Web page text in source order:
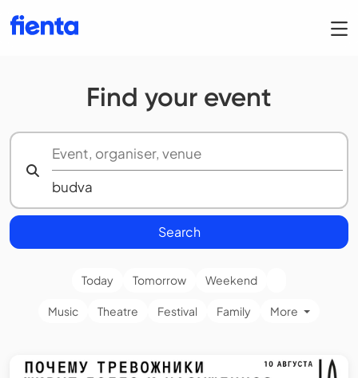
Find your event
Search
Today Tomorrow Weekend
Music Theatre Festival Family More